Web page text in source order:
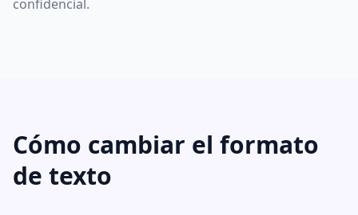
confidencial.
Cómo cambiar el formato
de texto